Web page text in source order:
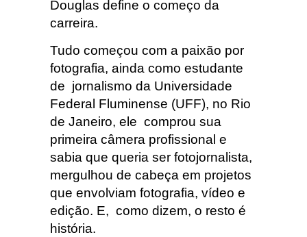
Douglas define o começo da
carreira.
Tudo começou com a paixão por
fotografia, ainda como estudante
de jornalismo da Universidade
Federal Fluminense (UFF), no Rio
de Janeiro, ele comprou sua
primeira câmera profissional e
sabia que queria ser fotojornalista,
mergulhou de cabeça em projetos
que envolviam fotografia, vídeo e
edição. E, como dizem, o resto é
história.